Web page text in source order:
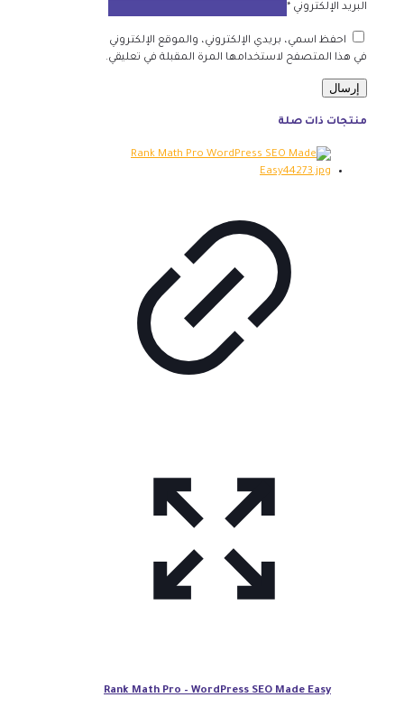
البريد الإلكتروني *
احفظ اسمي، بريدي الإلكتروني، والموقع الإلكتروني
في هذا المتصفح لاستخدامها المرة المقبلة في تعليقي.
منتجات ذات صلة
Rank Math Pro – WordPress SEO Made Easy